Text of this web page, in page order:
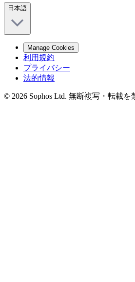
日本語
Manage Cookies
利用規約
プライバシー
法的情報
© 2026 Sophos Ltd. 無断複写・転載を